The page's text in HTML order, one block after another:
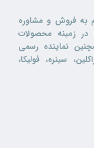
بالایی
قادر است به مدت ۲۴
رطوبت رسانی و
می باشد.
که
پوست من از سال 1396 اقدام به فروش و مشاوره
در زمینه محصولات
نماینده رسمی
سینره، فولیکا،